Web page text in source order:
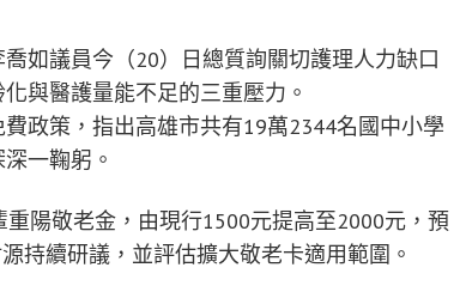
如議員今（20）日總質詢關切護理人力缺口
與醫護量能不足的三重壓力。
政策，指出高雄市共有19萬2344名國中小學
一鞠躬。
陽敬老金，由現行1500元提高至2000元，預
持續研議，並評估擴大敬老卡適用範圍。